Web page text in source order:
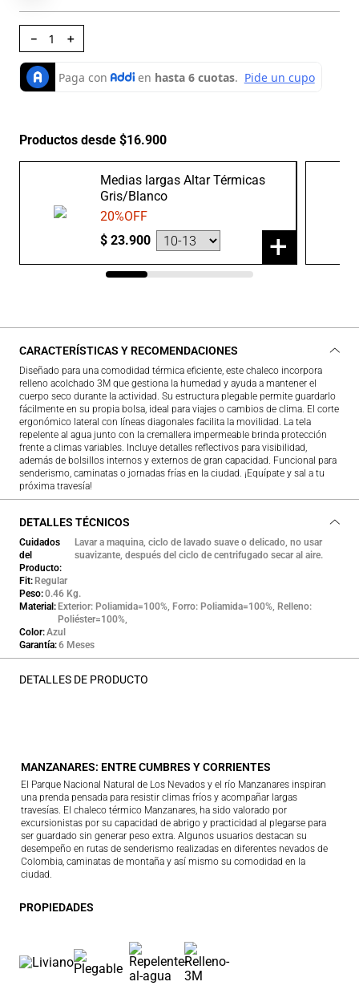
＋
－
Productos desde $16.900
Medias largas Altar Térmicas
Gris/Blanco
20%OFF
$ 23.900 +
CARACTERÍSTICAS Y RECOMENDACIONES
Diseñado para una comodidad térmica eficiente, este chaleco incorpora
relleno acolchado 3M que gestiona la humedad y ayuda a mantener el
cuerpo seco durante la actividad. Su estructura plegable permite guardarlo
fácilmente en su propia bolsa, ideal para viajes o cambios de clima. El corte
ergonómico lateral con líneas diagonales facilita la movilidad. La tela
repelente al agua junto con la cremallera impermeable brinda protección
frente a climas variables. Incluye detalles reflectivos para visibilidad,
además de bolsillos internos y externos de gran capacidad. Funcional para
senderismo, caminatas o jornadas frías en la ciudad. ¡Equípate y sal a tu
próxima travesía!
DETALLES TÉCNICOS
Cuidados
del
Producto
Lavar a maquina, ciclo de lavado suave o delicado, no usar
suavizante, después del ciclo de centrifugado secar al aire.
Fit Regular
Peso 0.46 Kg.
Material
Exterior: Poliamida=100%, Forro: Poliamida=100%, Relleno:
Poliéster=100%,
Color Azul
Garantía 6 Meses
DETALLES DE PRODUCTO
MANZANARES: ENTRE CUMBRES Y CORRIENTES
El Parque Nacional Natural de Los Nevados y el río Manzanares inspiran
una prenda pensada para resistir climas fríos y acompañar largas
travesías. El chaleco térmico Manzanares, ha sido valorado por
excursionistas por su capacidad de abrigo y practicidad al plegarse para
ser guardado sin generar peso extra. Algunos usuarios destacan su
desempeño en rutas de senderismo realizadas en diferentes nevados de
Colombia, caminatas de montaña y así mismo su comodidad en la
ciudad.
PROPIEDADES